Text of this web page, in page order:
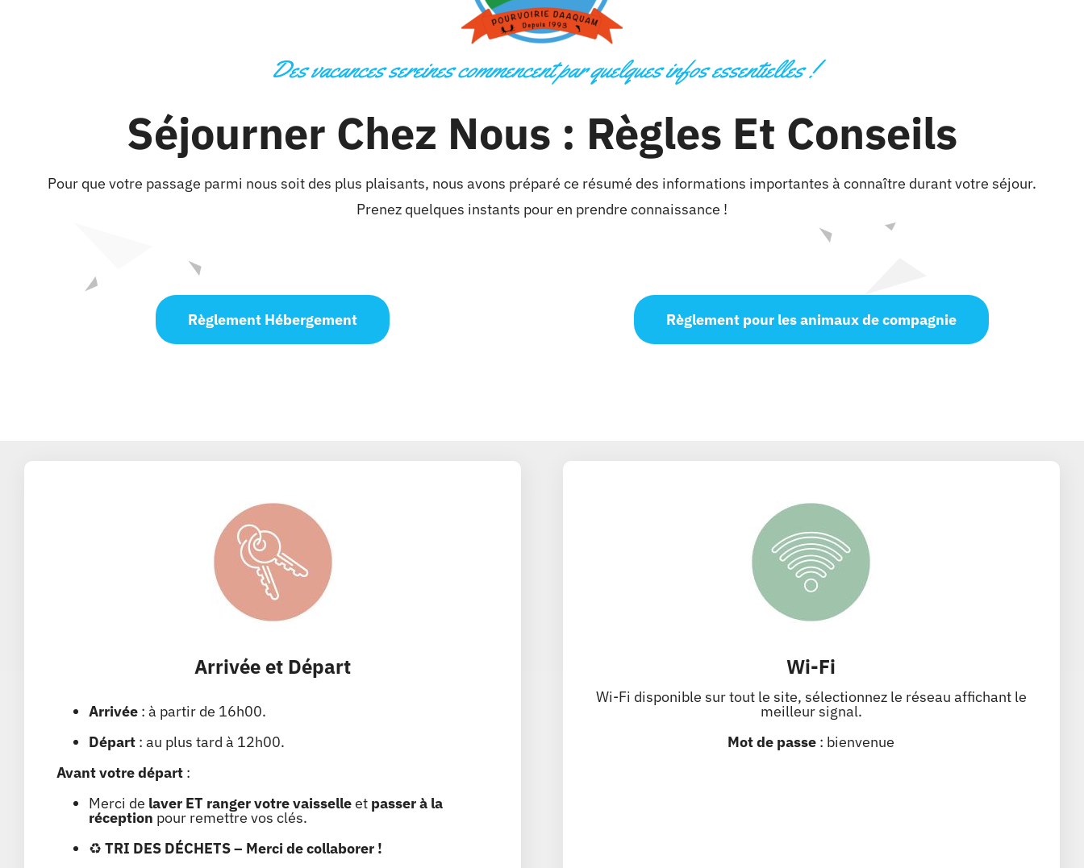
Des vacances sereines commencent par quelques infos essentielles !
Séjourner Chez Nous : Règles Et Conseils
Pour que votre passage parmi nous soit des plus plaisants, nous avons préparé ce résumé des informations importantes à connaître durant votre séjour.
Prenez quelques instants pour en prendre connaissance !
Règlement Hébergement Règlement pour les animaux de compagnie
Arrivée et Départ
Arrivée: à partir de 16h00.
Départ: au plus tard à 12h00.
Avant votre départ:
Merci de laver ET ranger votre vaisselleetpasser à la
réception pour remettre vos clés.
♻️ TRI DES DÉCHETS – Merci de collaborer !
Wi-Fi
Wi-Fi disponible sur tout le site, sélectionnez le réseau affichant le
meilleur signal.
Mot de passe : bienvenue